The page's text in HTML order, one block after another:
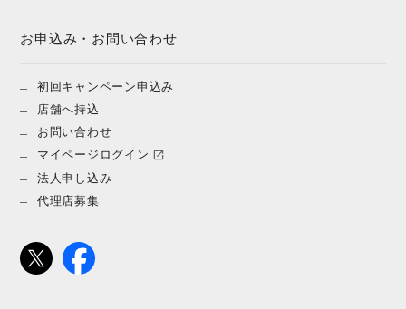
お申込み・お問い合わせ
初回キャンペーン申込み
店舗へ持込
お問い合わせ
マイページログイン
法人申し込み
代理店募集